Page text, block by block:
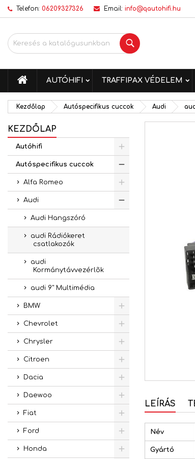
Telefon: 06209327326 Email: info@qautohifi.hu
Keresés
KEZDŐLAP
AUTÓHIFI TRAFFIPAX VÉDELEM
Kezdőlap Autóspecifikus cuccok Audi
KEZDŐLAP
Autóhifi
Autóspecifikus cuccok
Alfa Romeo
Audi
Audi Hangszóró
audi Rádiókeret
csatlakozók
audi
Kormánytávvezérlõk
audi 9" Multimédia
BMW
Chevrolet
Chrysler
Citroen
Dacia
Daewoo
Fiat
Ford
Honda
LEÍRÁS
Név
Gyártó